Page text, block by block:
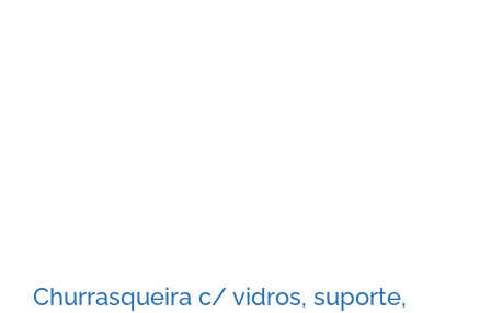
Churrasqueira c/ vidros, suporte,